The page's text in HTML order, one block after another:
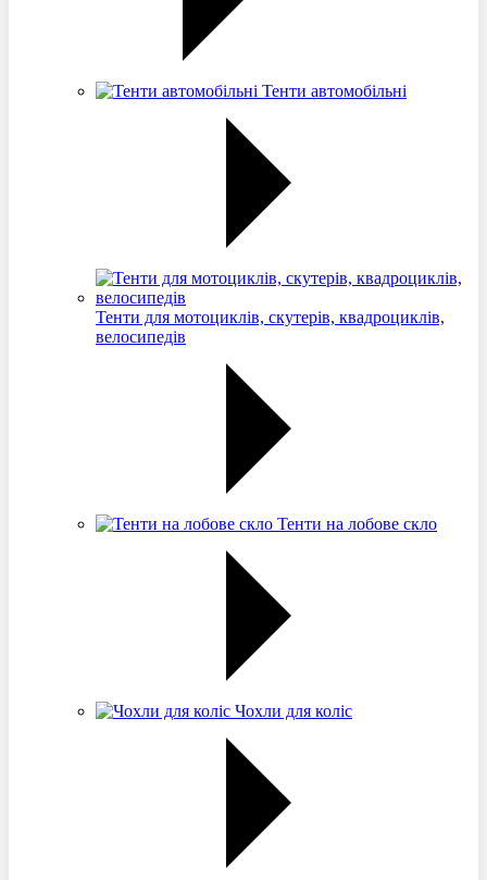
Тенти автомобільні
Тенти для мотоциклів, скутерів, квадроциклів,
велосипедів
Тенти на лобове скло
Чохли для коліс